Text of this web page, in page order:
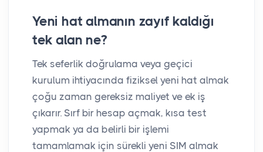
Yeni hat almanın zayıf kaldığı
tek alan ne?
Tek seferlik doğrulama veya geçici
kurulum ihtiyacında fiziksel yeni hat almak
çoğu zaman gereksiz maliyet ve ek iş
çıkarır. Sırf bir hesap açmak, kısa test
yapmak ya da belirli bir işlemi
tamamlamak için sürekli yeni SIM almak